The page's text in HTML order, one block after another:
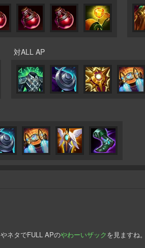
対ALL AP
やネタでFULL APのやわーいザックを見ますね